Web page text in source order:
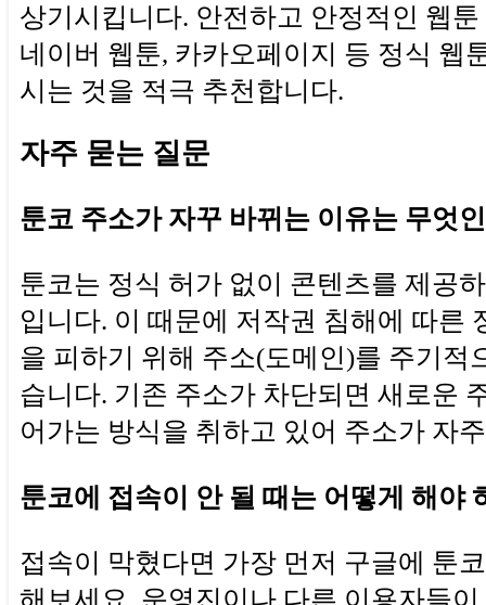
상기시킵니다. 안전하고 안정적인 웹
네이버 웹툰, 카카오페이지 등 정식 웹
시는 것을 적극 추천합니다.
자주 묻는 질문
툰코 주소가 자꾸 바뀌는 이유는 무엇
툰코는 정식 허가 없이 콘텐츠를 제공
입니다. 이 때문에 저작권 침해에 따른
을 피하기 위해 주소(도메인)를 주기적
습니다. 기존 주소가 차단되면 새로운
어가는 방식을 취하고 있어 주소가 자
툰코에 접속이 안 될 때는 어떻게 해야
접속이 막혔다면 가장 먼저 구글에 툰